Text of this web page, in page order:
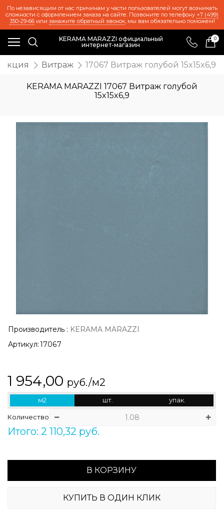
По независящим от нас причинам у части пользователей могут возникать
сложности с оформлением заказа на сайте. Позвоните по телефону +7 (499)
350-29-66или закажите обратный звонок, мы вам обязательно поможем!
KERAMA MARAZZI официальный
интернет-магазин
0
Витраж 17067 Витраж голубой 15x15x6,9
KERAMA MARAZZI 17067 Витраж голубой
15x15x6,9
Производитель : KERAMA MARAZZI
Артикул: 17067
1 954,00 руб./м2
м2 шт. упак.
Количество
Итого: 2 110,32 руб.
В КОРЗИНУ
КУПИТЬ В ОДИН КЛИК